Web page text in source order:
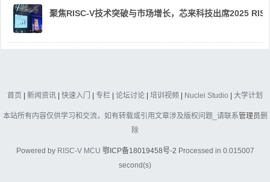
聚焦RISC-V技术突破与市场增长，芯来科技出席2025
首页 新闻资讯 快速入门 专栏 论坛讨论 培训视频 Nuclei Studio 大学计划
本站所有内容仅供学习和交流，如有转载或引用文章涉及版权问题_请联系管理员删
除
Powered by RISC-V MCU 鄂ICP备18019458号-2 Processed in 0.015007
second(s)